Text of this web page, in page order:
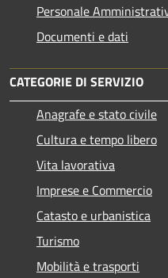
Personale
Documenti e dati
CATEGORIE DI SERVIZIO
Anagrafe e stato civile
Cultura e tempo libero
Vita lavorativa
Imprese e Commercio
Catasto e urbanistica
Turismo
Mobilità e trasporti